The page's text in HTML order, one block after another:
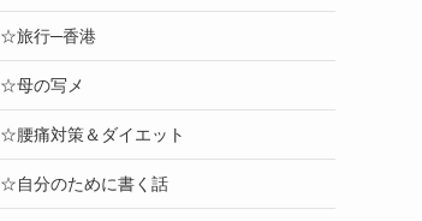
☆旅行─香港
☆母の写メ
☆腰痛対策＆ダイエット
☆自分のために書く話